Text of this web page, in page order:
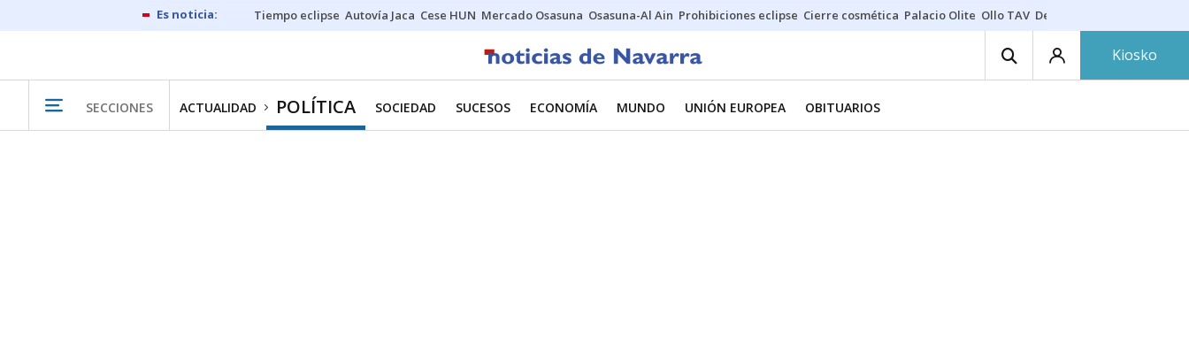
Tiempo eclipse Autovía Jaca Cese HUN Mercado Osasuna Osasuna-Al Ain Prohibiciones eclipse Cierre cosmética Palacio Olite Ollo TAV Derrama vecinos
Kiosko
SECCIONES ACTUALIDAD POLÍTICA SOCIEDAD SUCESOS ECONOMÍA MUNDO UNIÓN EUROPEA OBITUARIOS